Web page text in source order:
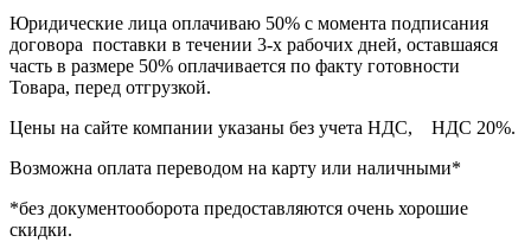
Юридические лица оплачиваю 50% с момента подписания
договора поставки в течении 3-х рабочих дней, оставшаяся
часть в размере 50% оплачивается по факту готовности
Товара, перед отгрузкой.
Цены на сайте компании указаны без учета НДС, НДС 20%.
Возможна оплата переводом на карту или наличными*
*без документооборота предоставляются очень хорошие
скидки.